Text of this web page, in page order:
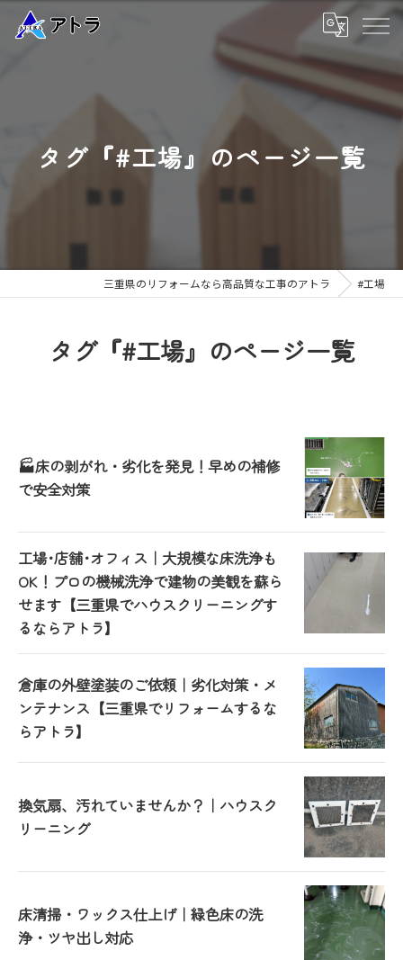
タグ『#工場』のページ一覧
三重県のリフォームなら高品質な工事のアトラ #工場
タグ『#工場』のページ一覧
🏭床の剥がれ・劣化を発見！早めの補修
で安全対策
工場･店舗･オフィス｜大規模な床洗浄も
OK！プロの機械洗浄で建物の美観を蘇ら
せます【三重県でハウスクリーニングす
るならアトラ】
倉庫の外壁塗装のご依頼｜劣化対策・メ
ンテナンス【三重県でリフォームするな
らアトラ】
換気扇、汚れていませんか？｜ハウスク
リーニング
床清掃・ワックス仕上げ｜緑色床の洗
浄・ツヤ出し対応